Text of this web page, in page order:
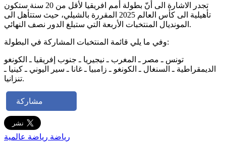
تجدر الاشارة الى أنّ بطولة أمم افريقيا لأقل من 20 سنة ستكون
تأهيلية الى كأس العالم 2025 المقررة بالشيلي، حيث ستتأهل الى
المونديال المنتخبات الأربعة التي ستبلغ الدور نصف النهائي.
وفي ما يلي قائمة المنتخبات المشاركة في البطولة:
تونس ـ مصر ـ المغرب ـ نيجيريا ـ جنوب إفريقيا ـ الكونغو
الديمقراطية ـ السنغال ـ الكونغو ـ زامبيا ـ غانا ـ سير اليوني ـ كينيا ـ
تنزانيا.
مشاركة
رياضة رياضة عالمية